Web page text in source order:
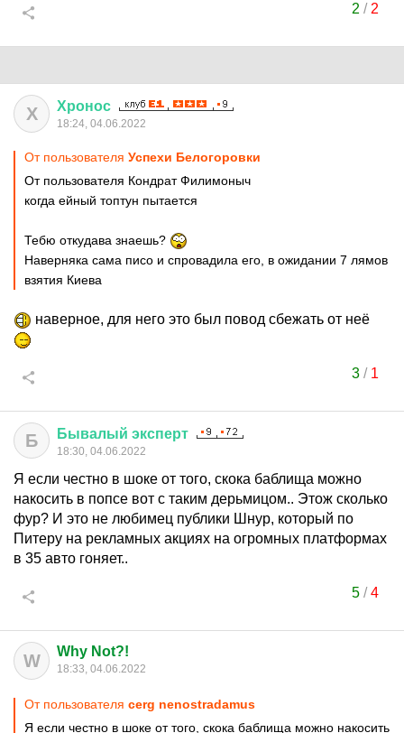
2 / 2
Х Хронос
18:24, 04.06.2022
От пользователя Успехи Белогоровки
От пользователя Кондрат Филимоныч
когда ейный топтун пытается
Тебю откудава знаешь?
Наверняка сама писо и спровадила его, в ожидании 7 лямов
взятия Киева
наверное, для него это был повод сбежать от неё
3/ 1
Б Бывалый эксперт
18:30, 04.06.2022
Я если честно в шоке от того, скока баблища можно
накосить в попсе вот с таким дерьмицом.. Этож сколько
фур? И это не любимец публики Шнур, который по
Питеру на рекламных акциях на огромных платформах
в 35 авто гоняет..
5/4
W Why Not?!
18:33, 04.06.2022
От пользователя cerg nenostradamus
Я если честно в шоке от того, скока баблища можно накосить